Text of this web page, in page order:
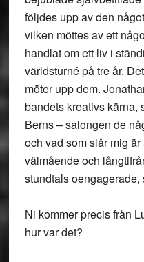
följdes upp av den
vilken möttes av ett
handlat om ett liv i
världsturné på tre år.
möter upp dem.
bandets kreativs kärna,
Berns – salongen de
och vad som slår mig
välmående och
stundtals oengagerade,
Ni kommer precis från
hur var det?